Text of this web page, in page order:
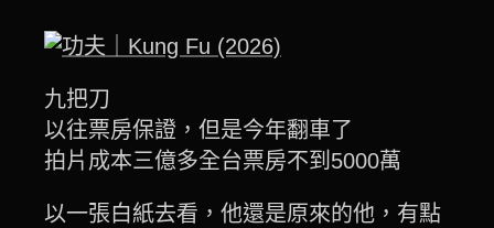
九把刀
以往票房保證，但是今年翻車了
拍片成本三億多全台票房不到5000萬
以一張白紙去看，他還是原來的他，有點